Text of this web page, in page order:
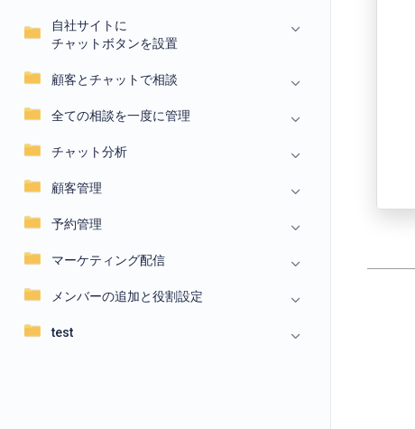
自社サイトに
チャットボタンを設置
顧客とチャットで相談
全ての相談を一度に管理
チャット分析
顧客管理
予約管理
マーケティング配信
メンバーの追加と役割設定
test